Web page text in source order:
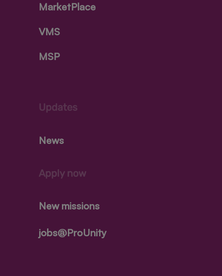
MarketPlace
VMS
MSP
Updates
News
Apply now
New missions
jobs@ProUnity